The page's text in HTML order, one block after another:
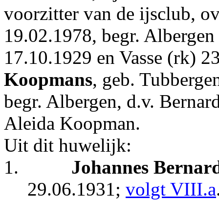
voorzitter van de ijsclub,
19.02.1978, begr.
17.10.1929 en Vasse (rk)
Koopmans, geb.
begr. Albergen, d.v.
Aleida Koopman.
Uit dit huwelijk:
1.
Johannes
29.06.1931; volgt VIII.a